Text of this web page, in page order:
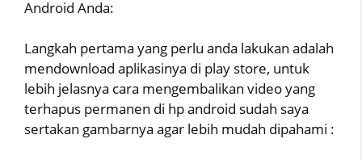
Android Anda:
Langkah pertama yang perlu anda lakukan adalah
mendownload aplikasinya di play store, untuk
lebih jelasnya cara mengembalikan video yang
terhapus permanen di hp android sudah saya
sertakan gambarnya agar lebih mudah dipahami :